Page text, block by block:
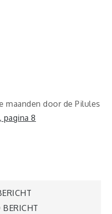
maanden door de Pilules
pagina 8
BERICHT